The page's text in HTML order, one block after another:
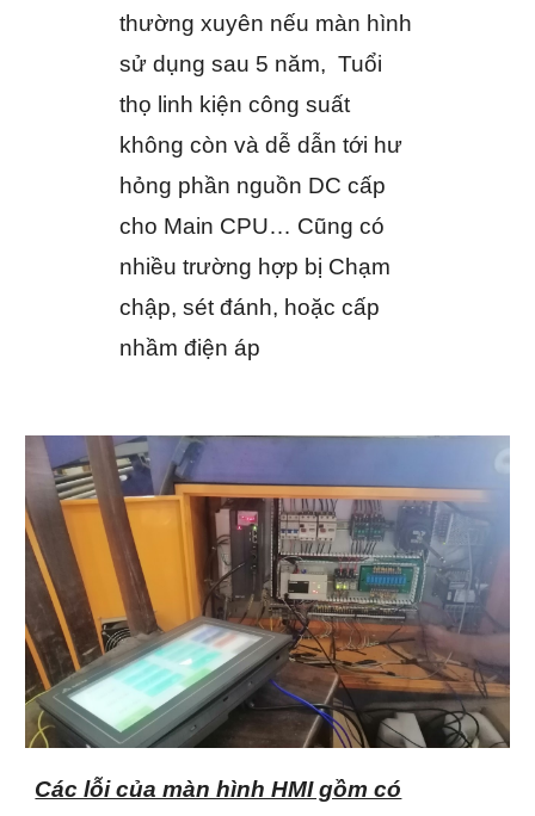
thường xuyên nếu màn hình
sử dụng sau 5 năm, Tuổi
thọ linh kiện công suất
không còn và dễ dẫn tới hư
hỏng phần nguồn DC cấp
cho Main CPU… Cũng có
nhiều trường hợp bị Chạm
chập, sét đánh, hoặc cấp
nhầm điện áp
Các lỗi của màn hình HMI gồm có